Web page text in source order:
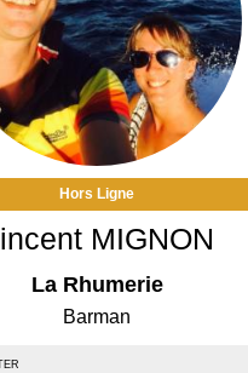
Hors Ligne
MIGNON
La Rhumerie
Barman